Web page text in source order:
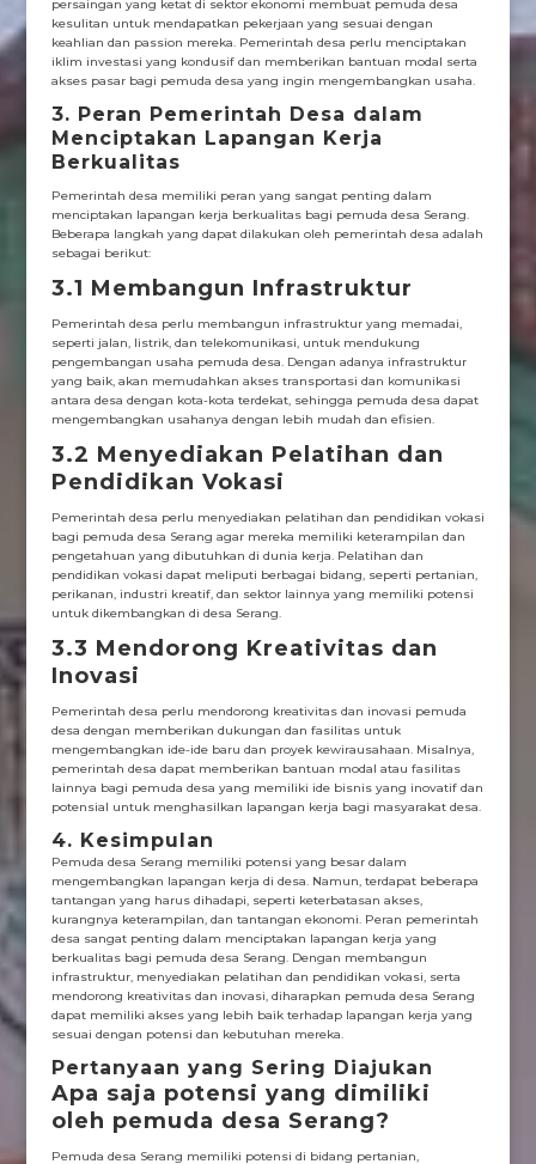
persaingan yang ketat di sektor ekonomi membuat pemuda desa
kesulitan untuk mendapatkan pekerjaan yang sesuai dengan
keahlian dan passion mereka. Pemerintah desa perlu menciptakan
iklim investasi yang kondusif dan memberikan bantuan modal serta
akses pasar bagi pemuda desa yang ingin mengembangkan usaha.
3. Peran Pemerintah Desa dalam
Menciptakan Lapangan Kerja
Berkualitas
Pemerintah desa memiliki peran yang sangat penting dalam
menciptakan lapangan kerja berkualitas bagi pemuda desa Serang.
Beberapa langkah yang dapat dilakukan oleh pemerintah desa adalah
sebagai berikut:
3.1 Membangun Infrastruktur
Pemerintah desa perlu membangun infrastruktur yang memadai,
seperti jalan, listrik, dan telekomunikasi, untuk mendukung
pengembangan usaha pemuda desa. Dengan adanya infrastruktur
yang baik, akan memudahkan akses transportasi dan komunikasi
antara desa dengan kota-kota terdekat, sehingga pemuda desa dapat
mengembangkan usahanya dengan lebih mudah dan efisien.
3.2 Menyediakan Pelatihan dan
Pendidikan Vokasi
Pemerintah desa perlu menyediakan pelatihan dan pendidikan vokasi
bagi pemuda desa Serang agar mereka memiliki keterampilan dan
pengetahuan yang dibutuhkan di dunia kerja. Pelatihan dan
pendidikan vokasi dapat meliputi berbagai bidang, seperti pertanian,
perikanan, industri kreatif, dan sektor lainnya yang memiliki potensi
untuk dikembangkan di desa Serang.
3.3 Mendorong Kreativitas dan
Inovasi
Pemerintah desa perlu mendorong kreativitas dan inovasi pemuda
desa dengan memberikan dukungan dan fasilitas untuk
mengembangkan ide-ide baru dan proyek kewirausahaan. Misalnya,
pemerintah desa dapat memberikan bantuan modal atau fasilitas
lainnya bagi pemuda desa yang memiliki ide bisnis yang inovatif dan
potensial untuk menghasilkan lapangan kerja bagi masyarakat desa.
4. Kesimpulan
Pemuda desa Serang memiliki potensi yang besar dalam
mengembangkan lapangan kerja di desa. Namun, terdapat beberapa
tantangan yang harus dihadapi, seperti keterbatasan akses,
kurangnya keterampilan, dan tantangan ekonomi. Peran pemerintah
desa sangat penting dalam menciptakan lapangan kerja yang
berkualitas bagi pemuda desa Serang. Dengan membangun
infrastruktur, menyediakan pelatihan dan pendidikan vokasi, serta
mendorong kreativitas dan inovasi, diharapkan pemuda desa Serang
dapat memiliki akses yang lebih baik terhadap lapangan kerja yang
sesuai dengan potensi dan kebutuhan mereka.
Pertanyaan yang Sering Diajukan
Apa saja potensi yang dimiliki
oleh pemuda desa Serang?
Pemuda desa Serang memiliki potensi di bidang pertanian,